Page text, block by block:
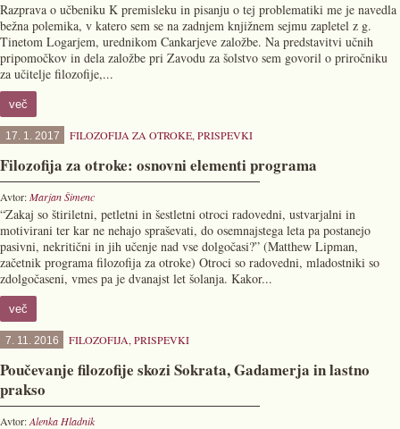
Razprava o učbeniku K premisleku in pisanju o tej problematiki me je navedla
bežna polemika, v katero sem se na zadnjem knjižnem sejmu zapletel z g.
Tinetom Logarjem, urednikom Cankarjeve založbe. Na predstavitvi učnih
pripomočkov in dela založbe pri Zavodu za šolstvo sem govoril o priročniku
za učitelje filozofije,...
več
17. 1. 2017 FILOZOFIJA ZA OTROKE, PRISPEVKI
Filozofija za otroke: osnovni elementi programa
Avtor:Marjan Šimenc
“Zakaj so štiriletni, petletni in šestletni otroci radovedni, ustvarjalni in
motivirani ter kar ne nehajo spraševati, do osemnajstega leta pa postanejo
pasivni, nekritični in jih učenje nad vse dolgočasi?” (Matthew Lipman,
začetnik programa filozofija za otroke) Otroci so radovedni, mladostniki so
zdolgočaseni, vmes pa je dvanajst let šolanja. Kakor...
več
7. 11. 2016 FILOZOFIJA, PRISPEVKI
Poučevanje filozofije skozi Sokrata, Gadamerja in lastno
prakso
Avtor:Alenka Hladnik